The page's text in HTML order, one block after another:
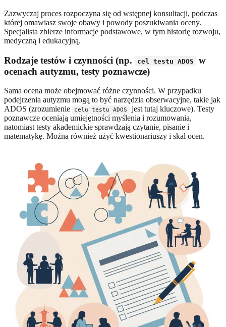
Zazwyczaj proces rozpoczyna się od wstępnej konsultacji, podczas
której omawiasz swoje obawy i powody poszukiwania oceny.
Specjalista zbierze informacje podstawowe, w tym historię rozwoju,
medyczną i edukacyjną.
Rodzaje testów i czynności (np. cel testu ADOS
w
ocenach autyzmu, testy poznawcze)
Sama ocena może obejmować różne czynności. W przypadku
podejrzenia autyzmu mogą to być narzędzia obserwacyjne, takie jak
ADOS (zrozumienie
celu testu ADOS
jest tutaj kluczowe). Testy
poznawcze oceniają umiejętności myślenia i rozumowania,
natomiast testy akademickie sprawdzają czytanie, pisanie i
matematykę. Można również użyć kwestionariuszy i skal ocen.